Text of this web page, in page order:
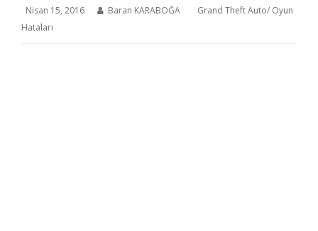
Nisan 15, 2016 Baran KARABOĞA Grand Theft Auto/ Oyun
Hataları